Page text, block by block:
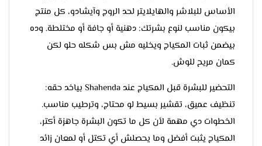
الأساس للبلاشر والهايلايتر لحد الروج وآيشادو، كل منتج
بيكون مناسب لنوع بشرتك: دهنية أو جافة أو مختلطة. وده
بيضمن ثبات المكياج ويخليه مش بس شكله حلو لكن
كمان مريح للوش.
التحضير للبشرة قبل المكياج عند Shahenda بياخد حقه:
تنظيف عميق، تقشير بسيط لو محتاج، وترطيب مناسب.
الخطوات دي مهمة لأن كل ما تكون البشرة جاهزة أكتر،
المكياج يثبت أفضل وما يحصلش أي تكتل أو لمعان زائد